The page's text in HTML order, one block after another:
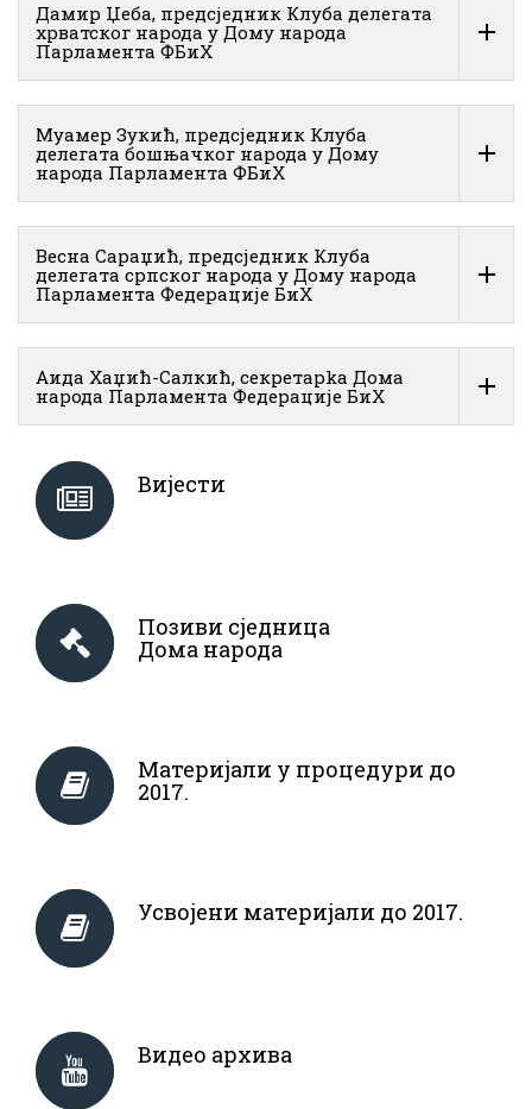
Дамир Џеба, предсједник Клуба делегата
хрватског народа у Дому народа
Парламента ФБиХ
Муамер Зукић, предсједник Клуба
делегата бошњачког народа у Дому
народа Парламента ФБиХ
Весна Сараџић, предсједник Клуба
делегата српског народа у Дому народа
Парламента Федерације БиХ
Аида Хаџић-Салкић, секретарkа Дома
народа Парламента Федерације БиХ
Вијести
Позиви сједница
Дома народа
Материјали у процедури до
2017.
Усвојени материјали до 2017.
Видео архива